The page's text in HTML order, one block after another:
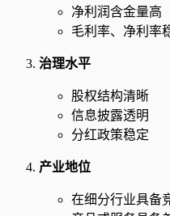
净利润含金量高
毛利率、净利率
治理水平
股权结构清晰
信息披露透明
分红政策稳定
产业地位
在细分行业具备